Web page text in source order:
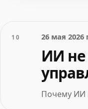
10 26 мая 2026
ИИ не
Почему ИИ